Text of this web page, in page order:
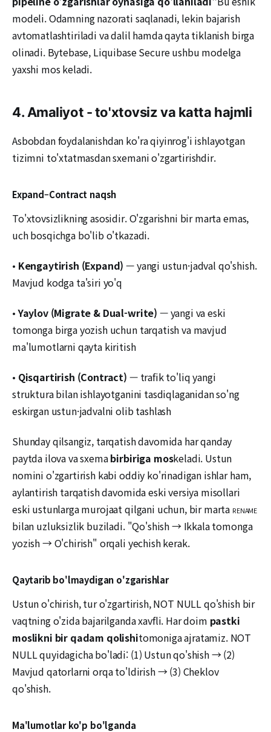
modeli. Odamning nazorati saqlanadi, lekin bajarish
avtomatlashtiriladi va dalil hamda qayta tiklanish birga
olinadi. Bytebase, Liquibase Secure ushbu modelga
yaxshi mos keladi.
4. Amaliyot - to'xtovsiz va katta hajmli
Asbobdan foydalanishdan ko'ra qiyinrog'i ishlayotgan
tizimni to'xtatmasdan sxemani o'zgartirishdir.
Expand–Contract naqsh
To'xtovsizlikning asosidir. O'zgarishni bir marta emas,
uch bosqichga bo'lib o'tkazadi.
• Kengaytirish (Expand) — yangi ustun·jadval qo'shish.
Mavjud kodga ta'siri yo'q
•Yaylov (Migrate & Dual-write) — yangi va eski
tomonga birga yozish uchun tarqatish va mavjud
ma'lumotlarni qayta kiritish
• Qisqartirish (Contract) — trafik to'liq yangi
struktura bilan ishlayotganini tasdiqlaganidan so'ng
eskirgan ustun·jadvalni olib tashlash
Shunday qilsangiz, tarqatish davomida har qanday
paytda ilova va sxemabirbiriga moskeladi. Ustun
nomini o'zgartirish kabi oddiy ko'rinadigan ishlar ham,
aylantirish tarqatish davomida eski versiya misollari
eski ustunlarga murojaat qilgani uchun, bir marta RENAME
bilan uzluksizlik buziladi. "Qo'shish → Ikkala tomonga
yozish → O'chirish" orqali yechish kerak.
Qaytarib bo'lmaydigan o'zgarishlar
Ustun o'chirish, tur o'zgartirish, NOT NULL qo'shish bir
vaqtning o'zida bajarilganda xavfli. Har doim pastki
moslikni bir qadam qolishitomoniga ajratamiz. NOT
NULL quyidagicha bo'ladi: (1) Ustun qo'shish → (2)
Mavjud qatorlarni orqa to'ldirish → (3) Cheklov
qo'shish.
Ma'lumotlar ko'p bo'lganda